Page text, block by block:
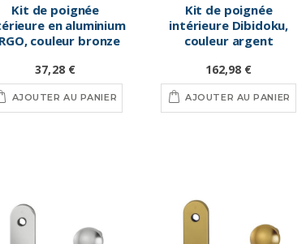
Kit de poignée
en aluminium
couleur bronze
37,28 €
AJOUTER AU PANIER
Kit de poignée
intérieure Dibidoku,
couleur argent
162,98 €
AJOUTER AU PANIER